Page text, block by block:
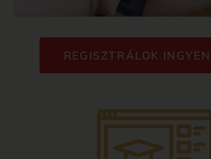
REGISZTRÁLOK